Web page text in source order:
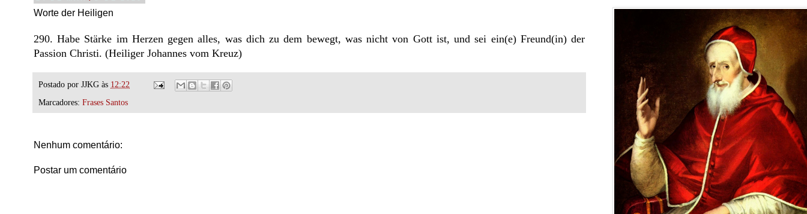
Worte der Heiligen
290. Habe Stärke im Herzen gegen alles, was dich zu dem bewegt, was nicht von Gott ist, und sei ein(e) Freund(in) der
Passion Christi. (Heiliger Johannes vom Kreuz)
Postado por JJKG às 12:22
Marcadores: Frases Santos
Nenhum comentário:
Postar um comentário